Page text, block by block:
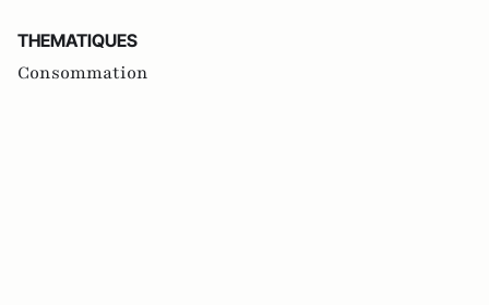
THEMATIQUES
Consommation